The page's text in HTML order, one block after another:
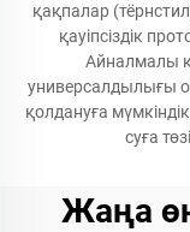
қақпалар
қауіпсіздік
Айналмалы
универсалдылығы
қолдануға
суға
Жаңа